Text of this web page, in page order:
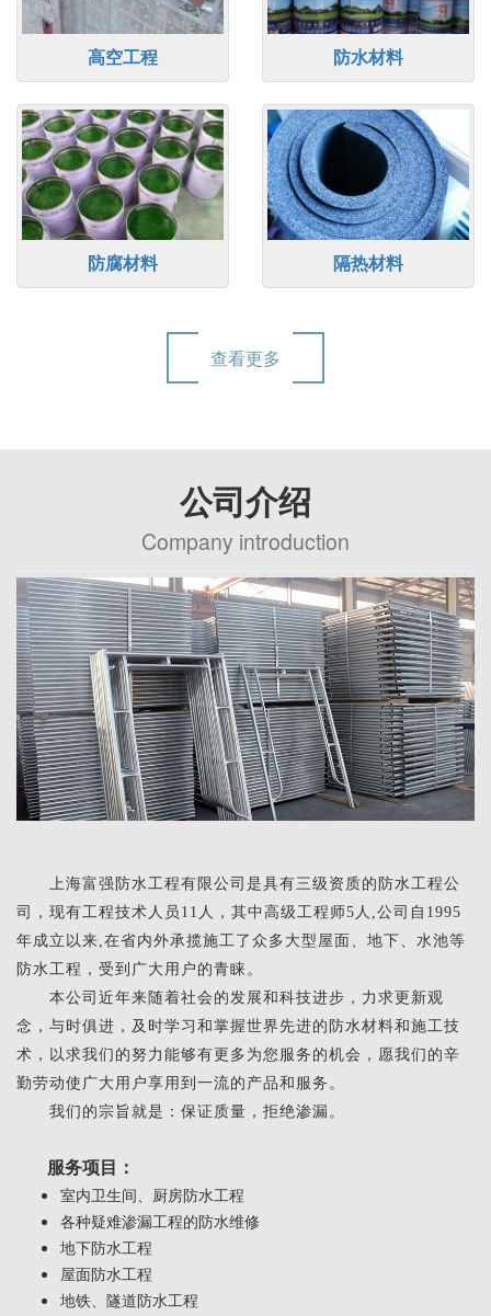
高空工程 防水材料
防腐材料 隔热材料
查看更多
公司介绍
Company introduction
上海富强防水工程有限公司是具有三级资质的防水工程公
司，现有工程技术人员11人，其中高级工程师5人,公司自1995
年成立以来,在省内外承揽施工了众多大型屋面、地下、水池等
防水工程，受到广大用户的青睐。
本公司近年来随着社会的发展和科技进步，力求更新观
念，与时俱进，及时学习和掌握世界先进的防水材料和施工技
术，以求我们的努力能够有更多为您服务的机会，愿我们的辛
勤劳动使广大用户享用到一流的产品和服务。
我们的宗旨就是：保证质量，拒绝渗漏。
服务项目：
室内卫生间、厨房防水工程
各种疑难渗漏工程的防水维修
地下防水工程
屋面防水工程
地铁、隧道防水工程